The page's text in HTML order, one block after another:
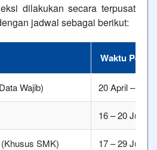
dilakukan secara terpusat
jadwal sebagai berikut:
Waktu
Wajib) 20 April – 31
16 – 20 Juni
SMK) 17 – 29 Juni